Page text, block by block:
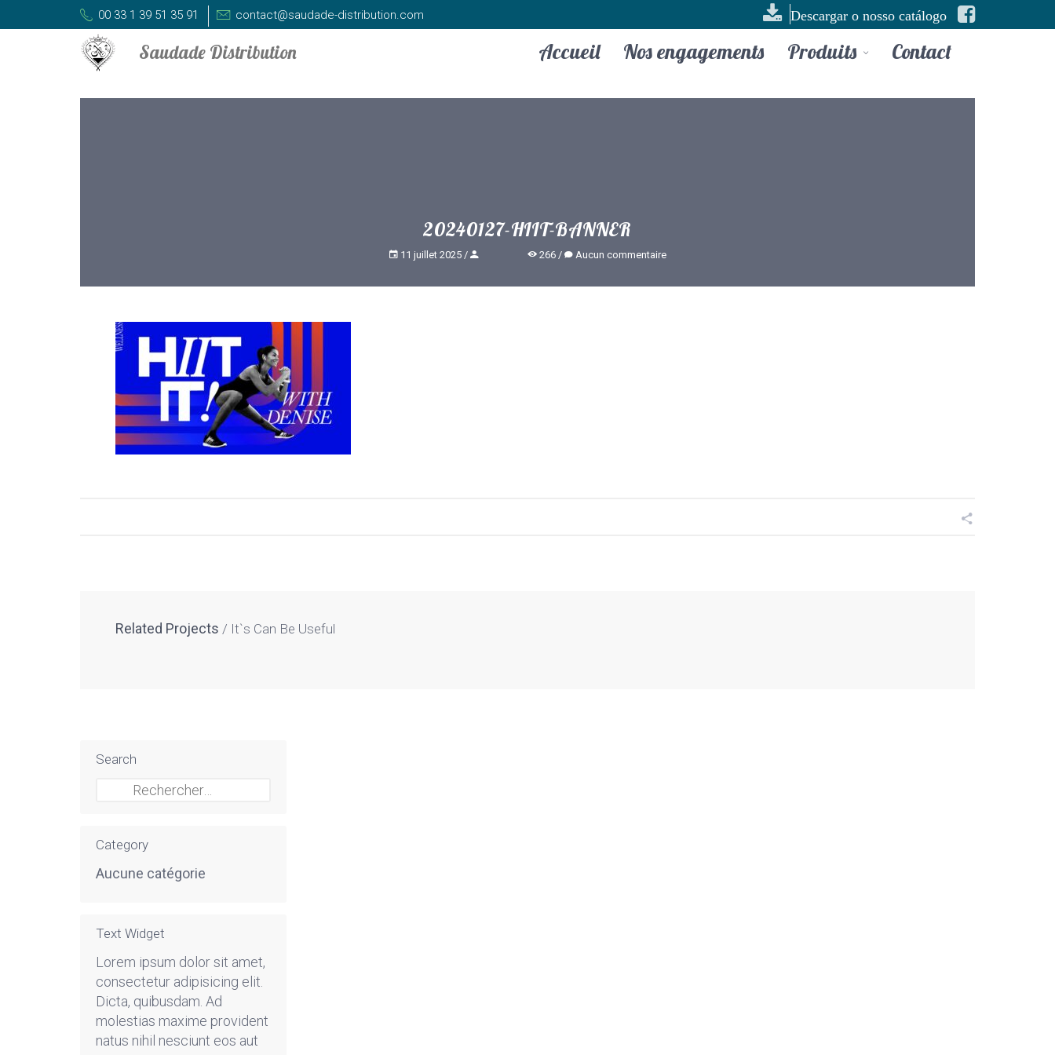
00 33 1 39 51 35 91 contact@saudade-distribution.com Descargar o nosso catálogo
Accueil Nos engagements Produits Contact
20240127-HIIT-BANNER
11 juillet 2025 266 Aucun commentaire
Related Projects It`s Can Be Useful
Search
Rechercher :
Category
Aucune catégorie
Text Widget
Lorem ipsum dolor sit amet,
consectetur adipisicing elit.
Dicta, quibusdam. Ad
molestias maxime provident
natus nihil nesciunt eos aut